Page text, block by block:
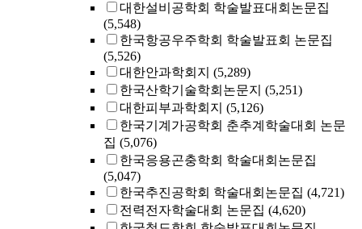
대한설비공학회 학술발표대회논문집
(5,548)
한국항공우주학회 학술발표회 논문집
(5,526)
대한안과학회지 (5,289)
한국산학기술학회논문지 (5,251)
대한피부과학회지 (5,126)
한국기계가공학회 춘추계학술대회 논문
집 (5,076)
한국응용곤충학회 학술대회논문집
(5,047)
한국추진공학회 학술대회논문집 (4,721)
전력전자학술대회 논문집 (4,620)